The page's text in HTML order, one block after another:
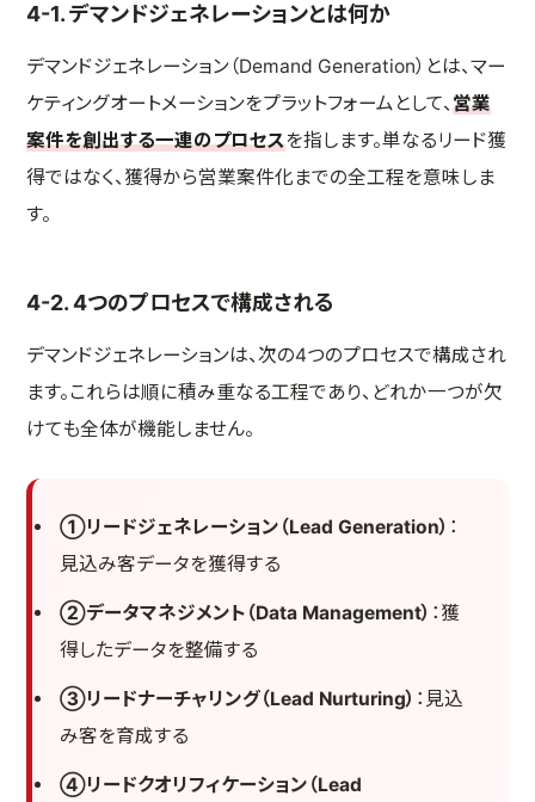
4-1. デマンドジェネレーションとは何か
デマンドジェネレーション（Demand Generation）とは、マー
ケティングオートメーションをプラットフォームとして、営業
案件を創出する一連のプロセスを指します。単なるリード獲
得ではなく、獲得から営業案件化までの全工程を意味しま
す。
4-2. 4つのプロセスで構成される
デマンドジェネレーションは、次の4つのプロセスで構成され
ます。これらは順に積み重なる工程であり、どれか一つが欠
けても全体が機能しません。
①リードジェネレーション（Lead Generation） ：
見込み客データを獲得する
②データマネジメント（Data Management） ：獲
得したデータを整備する
③リードナーチャリング（Lead Nurturing） ：見込
み客を育成する
④リードクオリフィケーション（Lead